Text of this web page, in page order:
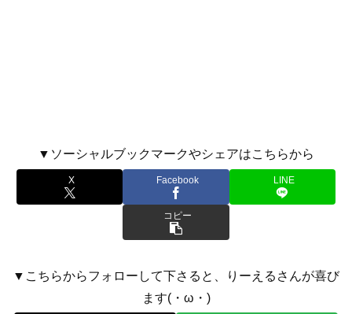
▼ソーシャルブックマークやシェアはこちらから
X Facebook LINE
コピー
▼こちらからフォローして下さると、りーえるさんが喜び
ます(・ω・)